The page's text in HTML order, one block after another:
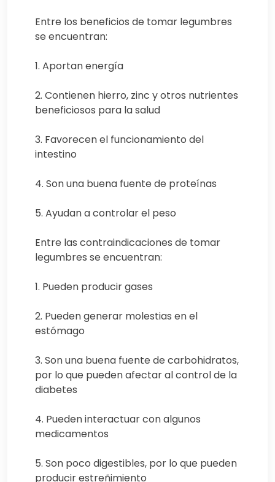
Entre los beneficios de tomar legumbres
se encuentran:
1. Aportan energía
2. Contienen hierro, zinc y otros nutrientes
beneficiosos para la salud
3. Favorecen el funcionamiento del
intestino
4. Son una buena fuente de proteínas
5. Ayudan a controlar el peso
Entre las contraindicaciones de tomar
legumbres se encuentran:
1. Pueden producir gases
2. Pueden generar molestias en el
estómago
3. Son una buena fuente de carbohidratos,
por lo que pueden afectar al control de la
diabetes
4. Pueden interactuar con algunos
medicamentos
5. Son poco digestibles, por lo que pueden
producir estreñimiento